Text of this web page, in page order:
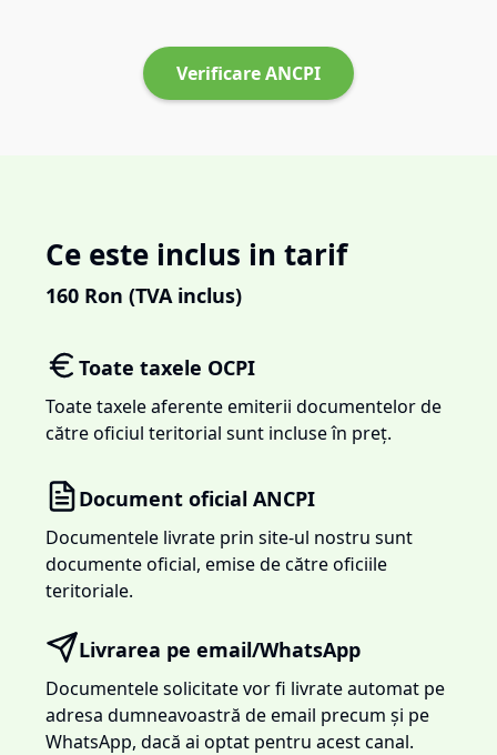
Verificare ANCPI
Ce este inclus in tarif
160 Ron (TVA inclus)
Toate taxele OCPI
Toate taxele aferente emiterii documentelor de
către oficiul teritorial sunt incluse în preț.
Document oficial ANCPI
Documentele livrate prin site-ul nostru sunt
documente oficial, emise de către oficiile
teritoriale.
Livrarea pe email/WhatsApp
Documentele solicitate vor fi livrate automat pe
adresa dumneavoastră de email precum și pe
WhatsApp, dacă ai optat pentru acest canal.